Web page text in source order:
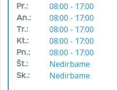
Pr.: 08:00 - 17:00
An.: 08:00 - 17:00
Tr.: 08:00 - 17:00
Kt.: 08:00 - 17:00
Pn.: 08:00 - 17:00
Št.: Nedirbame
Sk.: Nedirbame